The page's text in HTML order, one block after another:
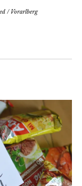
/ Vorarlberg